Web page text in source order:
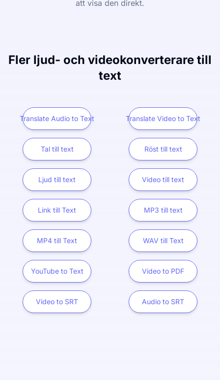
att visa den direkt.
Fler ljud- och videokonverterare till
text
Translate Audio to Text Translate Video to Text
Tal till text Röst till text
Ljud till text Video till text
Link till Text MP3 till text
MP4 till Text WAV till Text
YouTube to Text Video to PDF
Video to SRT Audio to SRT